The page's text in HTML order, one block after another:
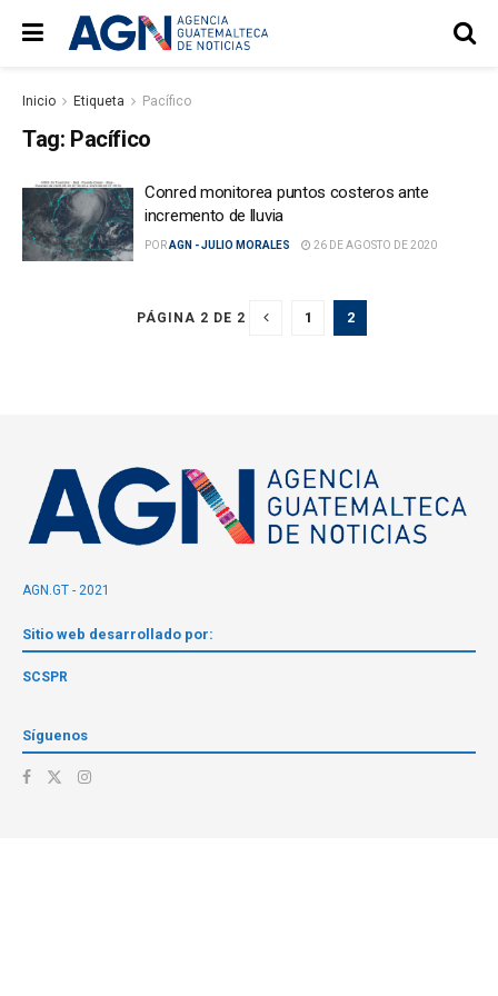
Inicio Etiqueta Pacífico
Tag: Pacífico
Conred monitorea puntos costeros ante
incremento de lluvia
PORAGN - JULIO MORALES 26 DE AGOSTO DE 2020
PÁGINA 2 DE 2 1 2
AGN.GT - 2021
Sitio web desarrollado por:
SCSPR
Síguenos